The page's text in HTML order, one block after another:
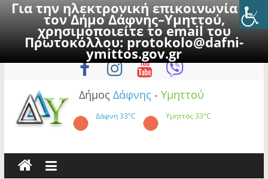
Για την ηλεκτρονική επικοινωνία με
τον Δήμο Δάφνης–Υμηττού,
χρησιμοποιείτε το email του
Πρωτοκόλλου:protokolo@dafni-
ymittos.gov.gr
to
Κυριακή, 9 Αυγούστου 2026
Δήμος Δάφνης - Υμηττού
Δάφνη33°C Υμηττός33°C